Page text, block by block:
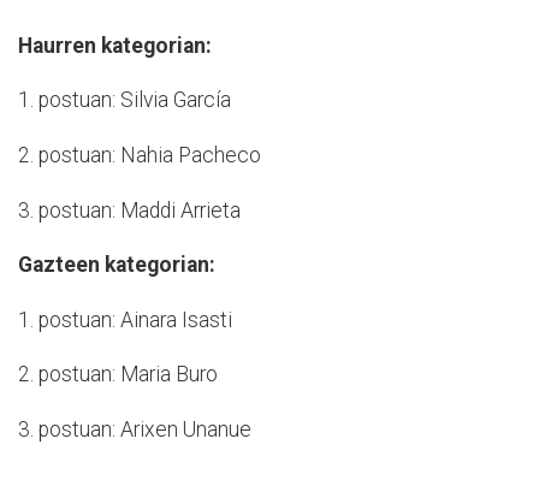
Haurren kategorian:
1. postuan: Silvia García
2. postuan: Nahia Pacheco
3. postuan: Maddi Arrieta
Gazteen kategorian:
1. postuan: Ainara Isasti
2. postuan: Maria Buro
3. postuan: Arixen Unanue